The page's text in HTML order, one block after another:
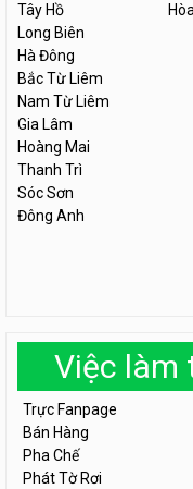
Tây Hồ
Long Biên
Hà Đông
Bắc Từ Liêm
Nam Từ Liêm
Gia Lâm
Hoàng Mai
Thanh Trì
Sóc Sơn
Đông Anh
Việc làm
Trực Fanpage
Bán Hàng
Pha Chế
Phát Tờ Rơi